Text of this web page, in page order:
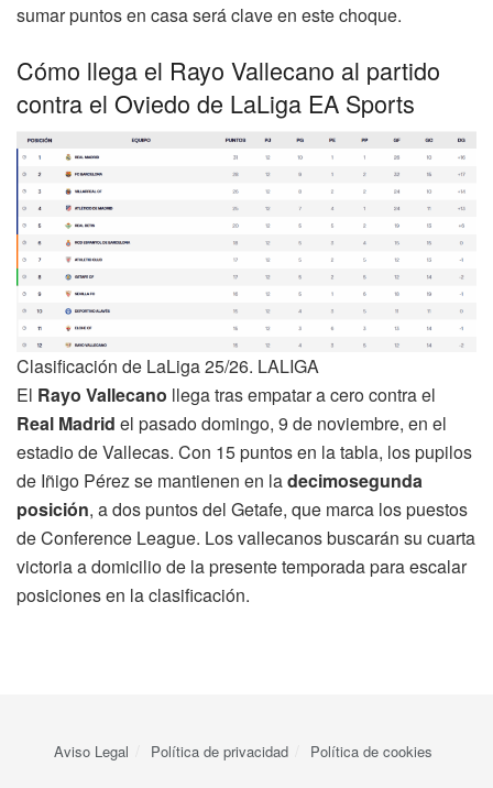
sumar puntos en casa será clave en este choque.
Cómo llega el Rayo Vallecano al partido
contra el Oviedo de LaLiga EA Sports
Clasificación de LaLiga 25/26. LALIGA
El Rayo Vallecano llega tras empatar a cero contra el
Real Madrid el pasado domingo, 9 de noviembre, en el
estadio de Vallecas. Con 15 puntos en la tabla, los pupilos
de Iñigo Pérez se mantienen en ladecimosegunda
posición, a dos puntos del Getafe, que marca los puestos
de Conference League. Los vallecanos buscarán su cuarta
victoria a domicilio de la presente temporada para escalar
posiciones en la clasificación.
Aviso Legal Política de privacidad Política de cookies